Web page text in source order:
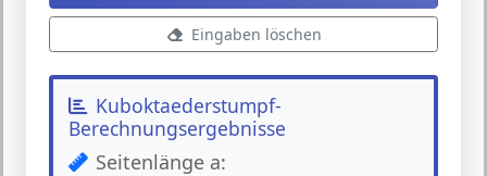
Eingaben löschen
Kuboktaederstumpf-
Berechnungsergebnisse
Seitenlänge a: